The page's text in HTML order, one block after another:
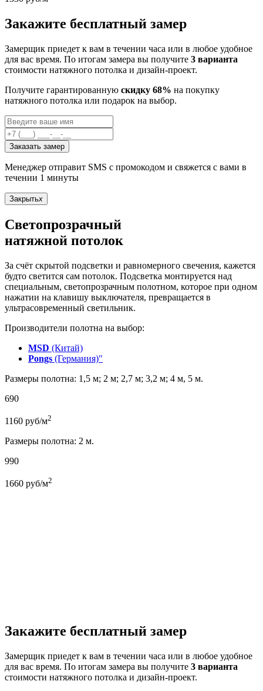
Закажите бесплатный замер
Замерщик приедет к вам в течении часа или в любое удобное
для вас время. По итогам замера вы получите 3 варианта
стоимости натяжного потолка и дизайн-проект.
Получите гарантированную скидку 68% на покупку
натяжного потолка или подарок на выбор.
Заказать замер
Менеджер отправит SMS с промокодом и свяжется с вами в
течении 1 минуты
Закрытьx
Светопрозрачный
натяжной потолок
За счёт скрытой подсветки и равномерного свечения, кажется
будто светится сам потолок. Подсветка монтируется над
специальным, светопрозрачным полотном, которое при одном
нажатии на клавишу выключателя, превращается в
ультрасовременный светильник.
Производители полотна на выбор:
MSD (Китай)
Pongs (Германия)"
Размеры полотна: 1,5 м; 2 м; 2,7 м; 3,2 м; 4 м, 5 м.
690
1160 руб/м2
Размеры полотна: 2 м.
990
1660 руб/м2
Закажите бесплатный замер
Замерщик приедет к вам в течении часа или в любое удобное
для вас время. По итогам замера вы получите 3 варианта
стоимости натяжного потолка и дизайн-проект.